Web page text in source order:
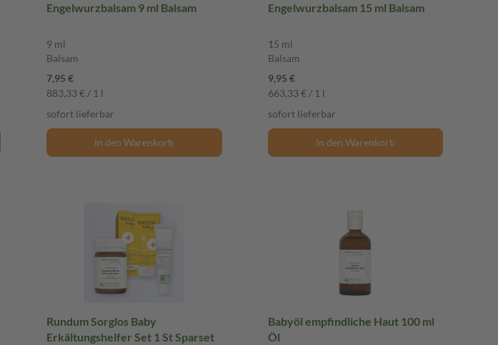
Engelwurzbalsam 9 ml Balsam
9 ml
Balsam
7,95 €
883,33 € / 1 l
sofort lieferbar
In den Warenkorb
Engelwurzbalsam 15 ml Balsam
15 ml
Balsam
9,95 €
663,33 € / 1 l
sofort lieferbar
In den Warenkorb
Rundum Sorglos Baby
Erkältungshelfer Set 1 St Sparset
Babyöl empfindliche Haut 100 ml
Öl